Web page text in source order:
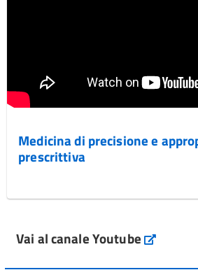
Medicina di precisione e
prescrittiva
Vai al canale Youtube